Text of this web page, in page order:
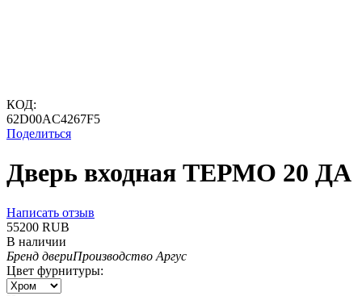
КОД:
62D00AC4267F5
Поделиться
Дверь входная ТЕРМО 20 ДА
Написать отзыв
‍55200‍ RUB
В наличии
Бренд двериПроизводство Аргус
Цвет фурнитуры: